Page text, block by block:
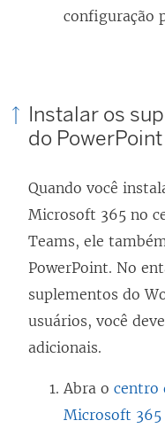
configuração
Instalar os
do PowerPoint
Quando você
Microsoft 365 no
Teams, ele
PowerPoint. No
suplementos do
usuários, você
adicionais.
Abra o centro
Microsoft 365(